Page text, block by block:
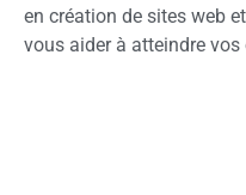
en création de sites web
vous aider à atteindre